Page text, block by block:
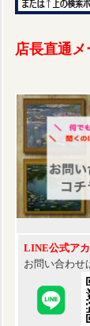
店長直通
LINE公式ア
お問い合わせ